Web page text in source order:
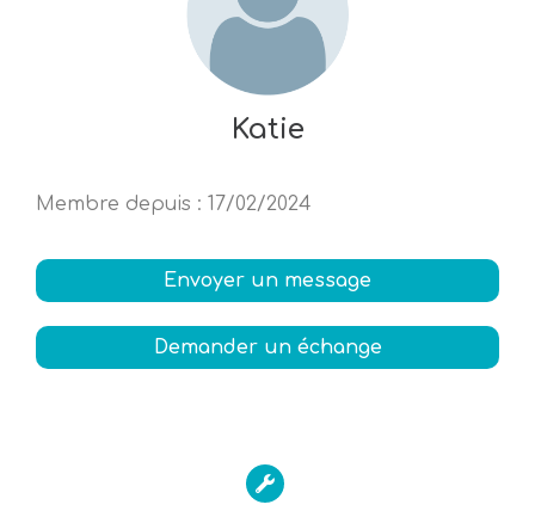
Katie
Membre depuis : 17/02/2024
Envoyer un message
Demander un échange